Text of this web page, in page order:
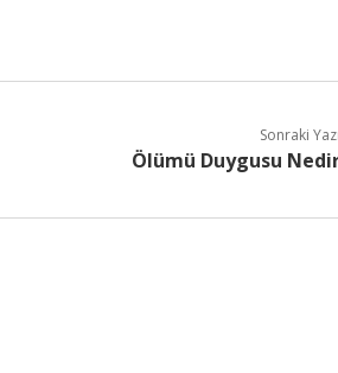
Sonraki
Ölümü Duygusu